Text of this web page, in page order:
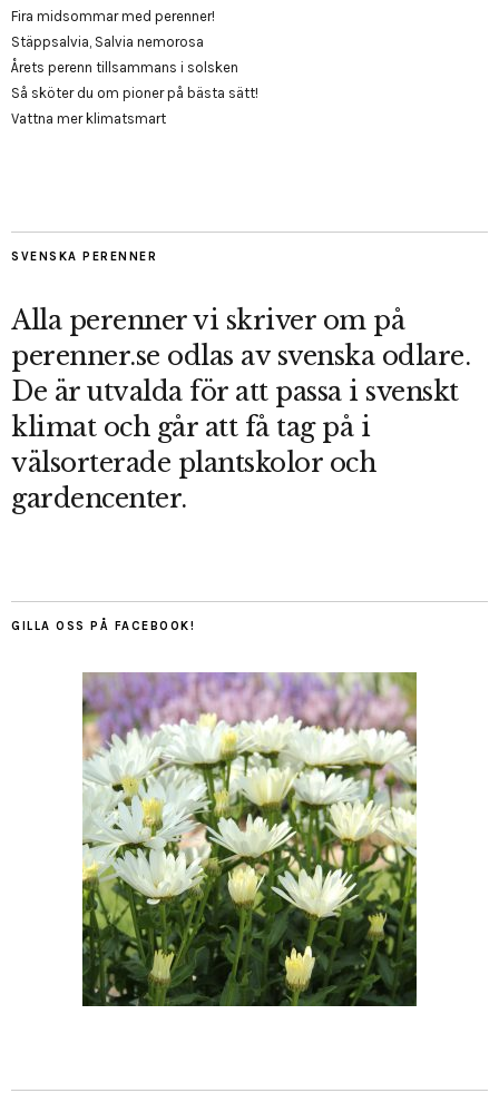
Fira midsommar med perenner!
Stäppsalvia, Salvia nemorosa
Årets perenn tillsammans i solsken
Så sköter du om pioner på bästa sätt!
Vattna mer klimatsmart
SVENSKA PERENNER
Alla perenner vi skriver om på
perenner.se odlas av svenska odlare.
De är utvalda för att passa i svenskt
klimat och går att få tag på i
välsorterade plantskolor och
gardencenter.
GILLA OSS PÅ FACEBOOK!